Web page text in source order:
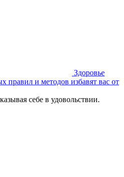
Здоровье
правил и методов избавят вас от
себе в удовольствии.